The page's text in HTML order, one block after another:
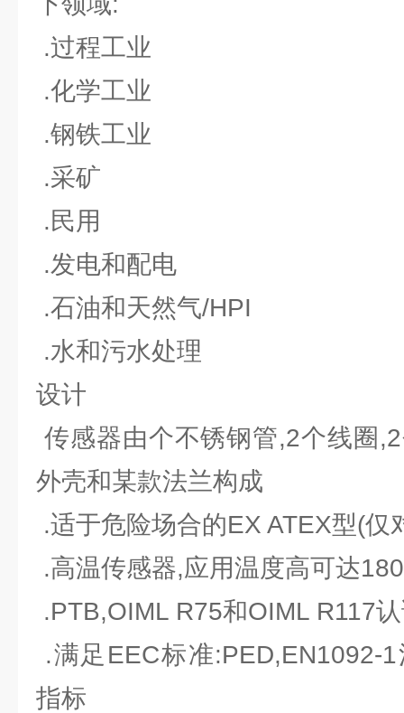
.过程工业
.化学工业
.钢铁工业
.采矿
.民用
.发电和配电
.石油和天然气/HPI
.水和污水处理
设计
传感器由个不锈钢管,2个线圈
外壳和某款法兰构成
.适于危险场合的EX ATEX型(仅
.高温传感器,应用温度高可达
.PTB,OIML R75和OIML R117
.满足EEC标准:PED,EN1092-
指标